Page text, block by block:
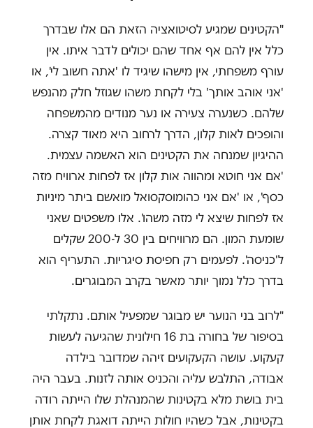
"הקטינים שמגיע לסיטואציה הזאת הם אלו שבדרך
כלל אין להם אף אחד שהם יכולים לדבר איתו. אין
עורף משפחתי, אין מישהו שיגיד לו 'אתה חשוב לי', או
'אני אוהב אותך' בלי לקחת משהו שגוזל חלק מהנפש
שלהם. כשנערה צעירה או נער מנודים מהמשפחה
והופכים לאות קלון, הדרך לרחוב היא מאוד קצרה.
ההיגיון שמנחה את הקטינים הוא האשמה עצמית.
'אם אני חוטא ומהווה אות קלון אז לפחות ארוויח מזה
כסף', או 'אם אני כהומוסקסואל מואשם ביתר מיניות
אז לפחות שיצא לי מזה משהו'. אלו משפטים שאני
שומעת המון. הם מרוויחים בין 30 ל-200 שקלים
ל'כניסה'. לפעמים רק חפיסת סיגריות. התעריף הוא
בדרך כלל נמוך יותר מאשר בקרב המבוגרים.
"לרוב בני הנוער יש מבוגר שמפעיל אותם. נתקלתי
בסיפור של בחורה בת 16 חילונית שהגיעה לעשות
קעקוע. עושה הקעקועים זיהה שמדובר בילדה
אבודה, התלבש עליה והכניס אותה לזנות. בעבר היה
בית בושת מלא בקטינות שהמנהלת שלו הייתה רודה
בקטינות, אבל כשהיו חולות הייתה דואגת לקחת אותן